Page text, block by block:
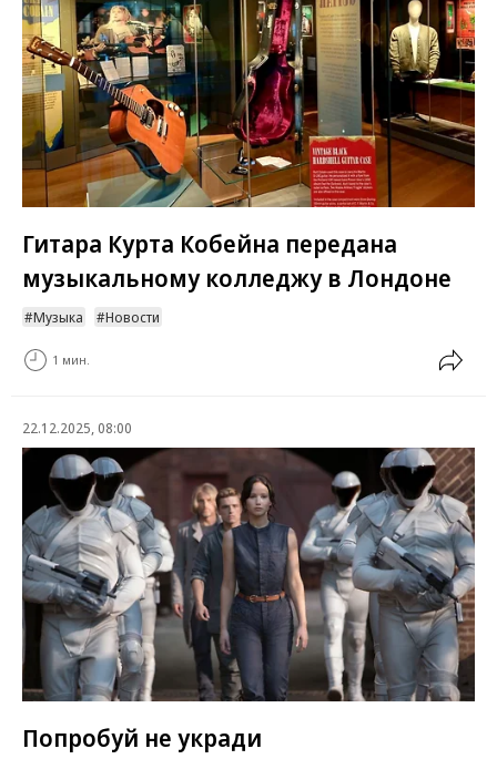
Гитара Курта Кобейна передана
музыкальному колледжу в Лондоне
Музыка Новости
1 мин.
22.12.2025, 08:00
Попробуй не укради